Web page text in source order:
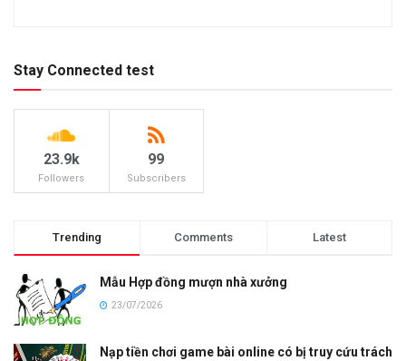
Stay Connected test
23.9k
Followers
99
Subscribers
Trending Comments Latest
Mẫu Hợp đồng mượn nhà xưởng
23/07/2026
Nạp tiền chơi game bài online có bị truy cứu trách